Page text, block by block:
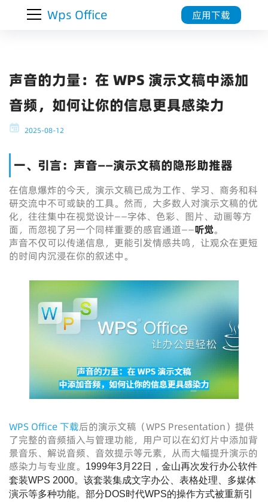
Wps Office 应用下载
声音的力量：在 WPS 演示文稿中添加
音频，如何让你的信息更具感染力
2025-08-12
一、引言：声音——演示文稿的隐形助推器
在信息爆炸的今天，演示文稿已成为工作、学习、商务和科
研交流中不可或缺的工具。然而，大多数人对演示文稿的优
化，往往集中在视觉设计——字体、色彩、图片、动画等方
面，而忽视了另一个同样重要的感官通道——听觉。
声音不仅可以传递信息，更能引发情感共鸣，让观众在更短
的时间内沉浸在你的叙述中。
WPS Office 下载后的演示文稿（WPS Presentation）提供
了完整的音频插入与管理功能，用户可以在幻灯片中添加背
景音乐、解说音频、音效提示等元素，从而大幅提升演示的
感染力与专业度。
1999年3月22日，金山再次发行办公软件
套装WPS 2000。该套装集成文字办公、表格处理、多媒体
演示等多种功能。部分DOS时代WPS的操作方式被重新引